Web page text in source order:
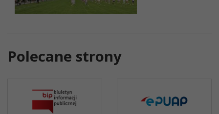
Polecane strony